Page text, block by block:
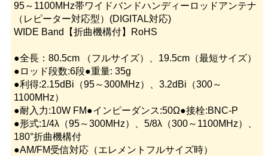
95～1100MHz帯ワイドバンドハンディーロッドアンテナ
（レピーター対応型）(DIGITAL対応)
WIDE Band【折曲機構付】RoHS
●全長：80.5cm （フルサイズ）、19.5cm（最短サイズ）
●ロッド段数:6段●重量: 35g
●利得:2.15dBi（95～300MHz）、3.2dBi（300～
1100MHz）
●耐入力:10W FM●インピーダンス:50Ω●接栓:BNC-P
●形式:1/4λ（95～300MHz）、5/8λ（300～1100MHz）、
180°折曲機構付
●AM/FM受信対応（エレメントフルサイズ時）